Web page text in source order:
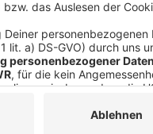
Die Antenne Düsseldorf-
So könnt ihr uns
Die Antenne Düsseldorf